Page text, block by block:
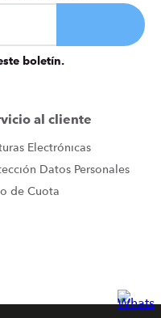
boletín.
al cliente
Electrónicas
Datos Personales
de Cuota